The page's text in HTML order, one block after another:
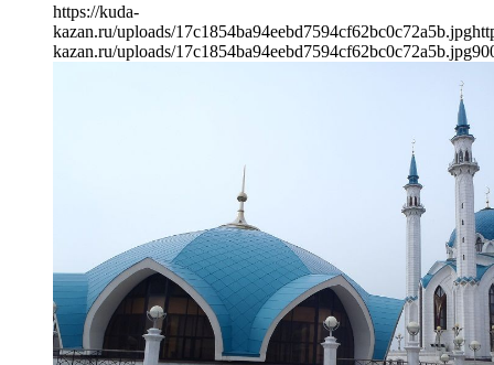
https://kuda-
kazan.ru/uploads/17c1854ba94eebd7594cf62bc0c72a5b.jpg
kazan.ru/uploads/17c1854ba94eebd7594cf62bc0c72a5b.jpg